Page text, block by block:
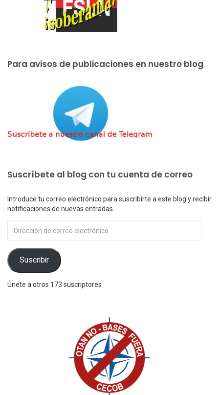
Para avisos de publicaciones en nuestro blog
Suscríbete al blog con tu cuenta de correo
Introduce tu correo electrónico para suscribirte a este blog y recibir
notificaciones de nuevas entradas.
de
correo
electrónico
Suscribir
Únete a otros 173 suscriptores